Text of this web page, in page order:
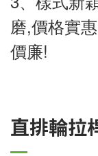
磨,價格實
價廉!
直排輪拉